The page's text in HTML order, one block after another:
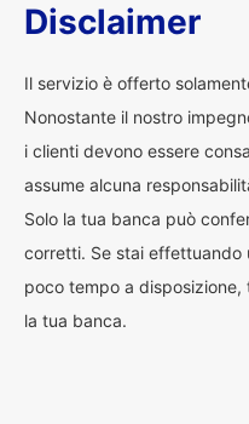
Disclaimer
Il servizio è offerto
Nonostante il nostro
i clienti devono essere
assume alcuna
Solo la tua banca può
corretti. Se stai effettuando
poco tempo a
la tua banca.